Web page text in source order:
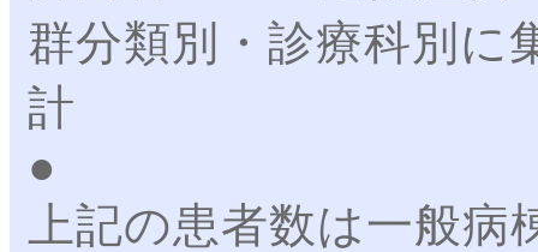
群分類別・診療科別に
計 ●
上記の患者数は一般